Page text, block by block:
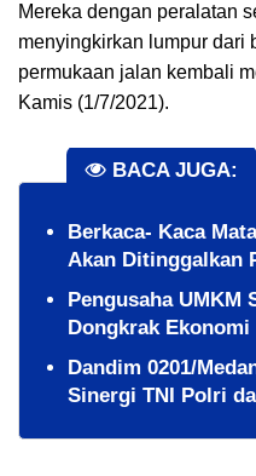
Mereka dengan peralatan
menyingkirkan lumpur dari
permukaan jalan kembali
Kamis (1/7/2021).
BACA JUGA:
Berkaca- Kaca
Akan Ditinggalkan
Pengusaha UMKM
Dongkrak Ekonomi
Dandim 0201/
Sinergi TNI Polri